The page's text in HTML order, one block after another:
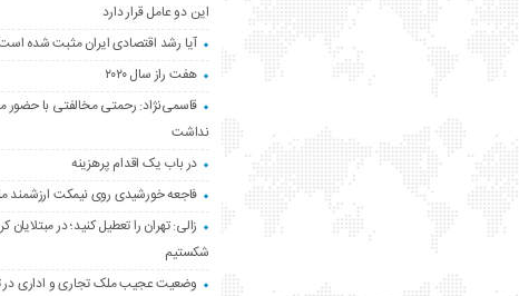
این دو عامل قرار دارد
آیا رشد اقتصادی ایران مثبت شده
هفت راز سال ۲۰۲۰
قاسمی‌نژاد: رحمتی مخالفتی با حضور
نداشت
در باب یک اقدام پرهزینه
فاجعه خورشیدی روی نیمکت ارزشمند
زالی: تهران را تعطیل کنید؛ در مبتلایان
شکستیم
وضعیت عجیب ملک تجاری و اداری در